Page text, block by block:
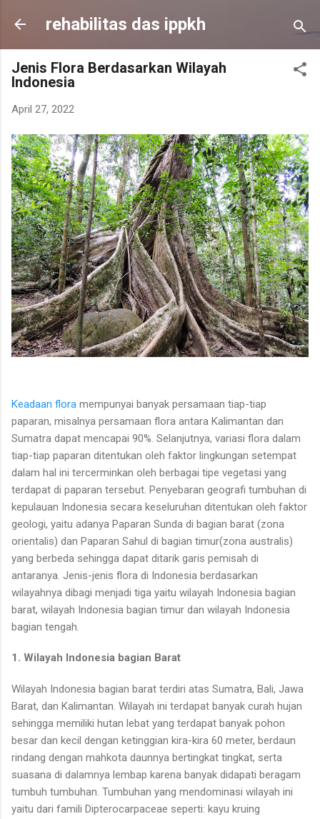
Skip to main content
rehabilitas das ippkh
Jenis Flora Berdasarkan Wilayah
Indonesia
April 27, 2022
Keadaan flora mempunyai banyak persamaan tiap-tiap
paparan, misalnya persamaan flora antara Kalimantan dan
Sumatra dapat mencapai 90%. Selanjutnya, variasi flora dalam
tiap-tiap paparan ditentukan oleh faktor lingkungan setempat
dalam hal ini tercerminkan oleh berbagai tipe vegetasi yang
terdapat di paparan tersebut. Penyebaran geografi tumbuhan di
kepulauan Indonesia secara keseluruhan ditentukan oleh faktor
geologi, yaitu adanya Paparan Sunda di bagian barat (zona
orientalis) dan Paparan Sahul di bagian timur(zona australis)
yang berbeda sehingga dapat ditarik garis pemisah di
antaranya. Jenis-jenis flora di Indonesia berdasarkan
wilayahnya dibagi menjadi tiga yaitu wilayah Indonesia bagian
barat, wilayah Indonesia bagian timur dan wilayah Indonesia
bagian tengah.
1. Wilayah Indonesia bagian Barat
Wilayah Indonesia bagian barat terdiri atas Sumatra, Bali, Jawa
Barat, dan Kalimantan. Wilayah ini terdapat banyak curah hujan
sehingga memiliki hutan lebat yang terdapat banyak pohon
besar dan kecil dengan ketinggian kira-kira 60 meter, berdaun
rindang dengan mahkota daunnya bertingkat tingkat, serta
suasana di dalamnya lembap karena banyak didapati beragam
tumbuh tumbuhan. Tumbuhan yang mendominasi wilayah ini
yaitu dari famili Dipterocarpaceae seperti: kayu kruing